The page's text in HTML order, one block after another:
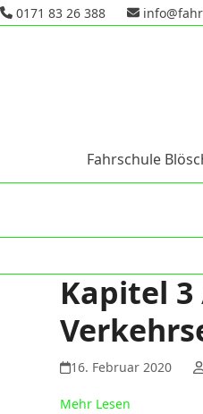
Skip
to
0171 83 26 388
Fahrschule
Kapitel
16. Februar 2020
Mehr Lesen